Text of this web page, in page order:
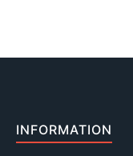
INFORMATION